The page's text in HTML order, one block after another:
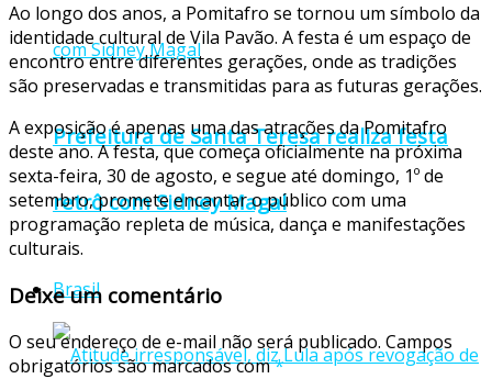
Prefeitura de Santa Teresa realiza festa
retrô com Sidney Magal
Brasil
Ao longo dos anos, a Pomitafro se tornou um símbolo da
identidade cultural de Vila Pavão. A festa é um espaço de
encontro entre diferentes gerações, onde as tradições
são preservadas e transmitidas para as futuras gerações.
A exposição é apenas uma das atrações da Pomitafro
deste ano. A festa, que começa oficialmente na próxima
sexta-feira, 30 de agosto, e segue até domingo, 1º de
setembro, promete encantar o público com uma
programação repleta de música, dança e manifestações
culturais.
Deixe um comentário
O seu endereço de e-mail não será publicado. Campos
obrigatórios são marcados com*